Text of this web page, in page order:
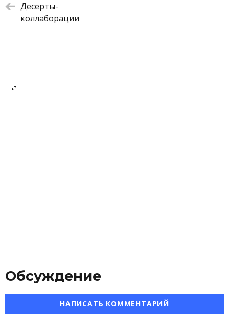
Десерты-
коллаборации
Обсуждение
НАПИСАТЬ КОММЕНТАРИЙ